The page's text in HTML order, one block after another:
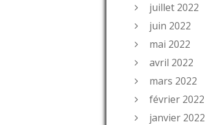
juillet 2022
juin 2022
mai 2022
avril 2022
mars 2022
février 2022
janvier 2022